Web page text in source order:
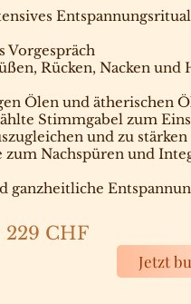
Vorgespräch
Rücken, Nacken
Ölen und ätherischen
Stimmgabel zum
und zu stärken
Nachspüren und
ganzheitliche
229 CHF
Jetzt